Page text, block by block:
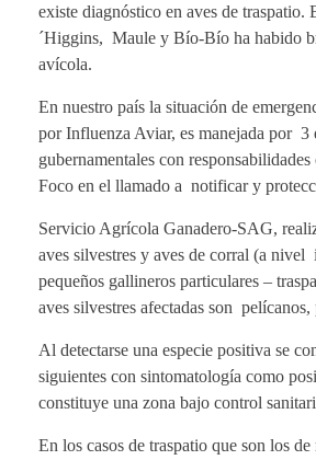
existe diagnóstico en aves de traspatio.
´Higgins, Maule y Bío-Bío ha habido
avícola.
En nuestro país la situación de
por Influenza Aviar, es manejada por 3
gubernamentales con
Foco en el llamado a notificar y
Servicio Agrícola Ganadero-SAG,
aves silvestres y aves de corral (a nivel
pequeños gallineros particulares –
aves silvestres afectadas son
Al detectarse una especie positiva se
siguientes con sintomatología como
constituye una zona bajo control
En los casos de traspatio que son los